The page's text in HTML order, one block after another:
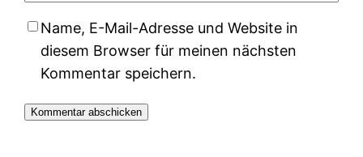
Name, E-Mail-Adresse und Website in
diesem Browser für meinen nächsten
Kommentar speichern.